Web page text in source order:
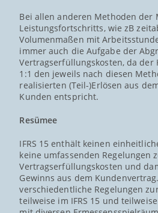
Bei allen anderen Methoden der
Leistungsfortschritts, wie zB
Volumenmaßen mit
immer auch die Aufgabe der
Vertragserfüllungskosten, da der
1:1 den jeweils nach diesen
realisierten (Teil-)Erlösen aus
Kunden entspricht.
Resümee
IFRS 15 enthält keinen
keine umfassenden Regelungen
Vertragserfüllungskosten und
Gewinns aus dem
verschiedentliche Regelungen
teilweise im IFRS 15 und